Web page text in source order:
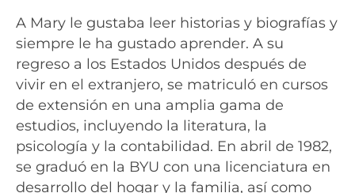
A Mary le gustaba leer historias y biografías y
siempre le ha gustado aprender. A su
regreso a los Estados Unidos después de
vivir en el extranjero, se matriculó en cursos
de extensión en una amplia gama de
estudios, incluyendo la literatura, la
psicología y la contabilidad. En abril de 1982,
se graduó en la BYU con una licenciatura en
desarrollo del hogar y la familia, así como